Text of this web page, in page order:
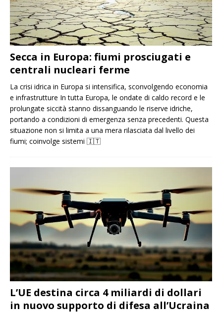
Secca in Europa: fiumi prosciugati e
centrali nucleari ferme
La crisi idrica in Europa si intensifica, sconvolgendo economia
e infrastrutture In tutta Europa, le ondate di caldo record e le
prolungate siccità stanno dissanguando le riserve idriche,
portando a condizioni di emergenza senza precedenti. Questa
situazione non si limita a una mera rilasciata dal livello dei
fiumi; coinvolge sistemi 🇮🇹
L’UE destina circa 4 miliardi di dollari
in nuovo supporto di difesa all’Ucraina